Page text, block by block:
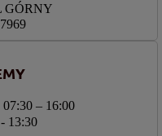
GÓRNY
– 16:00
13:30